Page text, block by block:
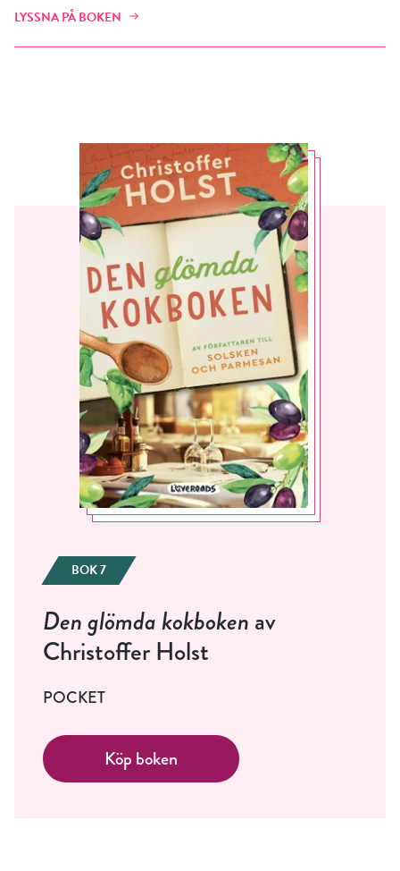
LYSSNA PÅ BOKEN
BOK 7
Den glömda kokbokenav
Christoffer Holst
POCKET
Köp boken